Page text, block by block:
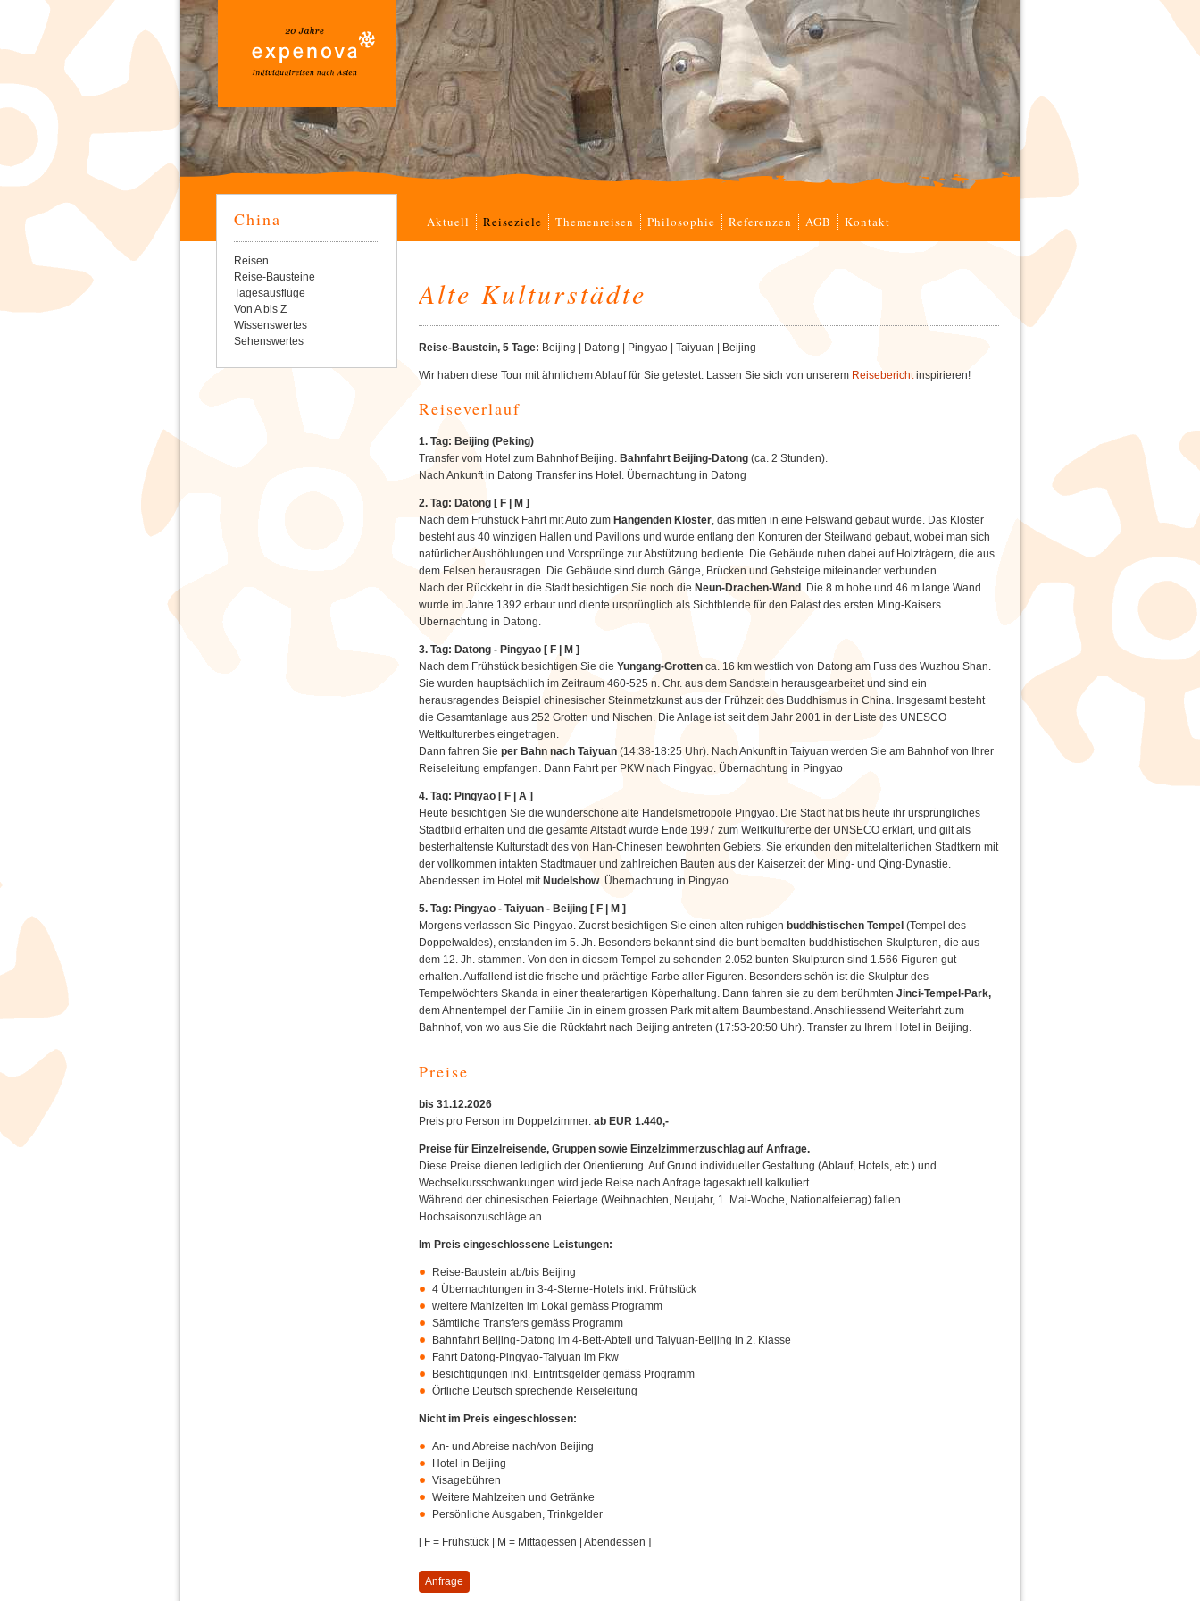
Navigation
Aktuell Reiseziele Themenreisen Philosophie Referenzen AGB Kontakt
Alte Kulturstädte
Reise-Baustein, 5 Tage: Beijing | Datong | Pingyao | Taiyuan | Beijing
Wir haben diese Tour mit ähnlichem Ablauf für Sie getestet. Lassen Sie sich von unserem Reiseberichtinspirieren!
Reiseverlauf
1. Tag: Beijing (Peking)
Transfer vom Hotel zum Bahnhof Beijing. Bahnfahrt Beijing-Datong (ca. 2 Stunden).
Nach Ankunft in Datong Transfer ins Hotel. Übernachtung in Datong
2. Tag: Datong [ F | M ]
Nach dem Frühstück Fahrt mit Auto zum Hängenden Kloster, das mitten in eine Felswand gebaut wurde. Das Kloster
besteht aus 40 winzigen Hallen und Pavillons und wurde entlang den Konturen der Steilwand gebaut, wobei man sich
natürlicher Aushöhlungen und Vorsprünge zur Abstützung bediente. Die Gebäude ruhen dabei auf Holzträgern, die aus
dem Felsen herausragen. Die Gebäude sind durch Gänge, Brücken und Gehsteige miteinander verbunden.
Nach der Rückkehr in die Stadt besichtigen Sie noch die Neun-Drachen-Wand . Die 8 m hohe und 46 m lange Wand
wurde im Jahre 1392 erbaut und diente ursprünglich als Sichtblende für den Palast des ersten Ming-Kaisers.
Übernachtung in Datong.
3. Tag: Datong - Pingyao [ F | M ]
Nach dem Frühstück besichtigen Sie die Yungang-Grotten ca. 16 km westlich von Datong am Fuss des Wuzhou Shan.
Sie wurden hauptsächlich im Zeitraum 460-525 n. Chr. aus dem Sandstein herausgearbeitet und sind ein
herausragendes Beispiel chinesischer Steinmetzkunst aus der Frühzeit des Buddhismus in China. Insgesamt besteht
die Gesamtanlage aus 252 Grotten und Nischen. Die Anlage ist seit dem Jahr 2001 in der Liste des UNESCO
Weltkulturerbes eingetragen.
Dann fahren Sie per Bahn nach Taiyuan (14:38-18:25 Uhr). Nach Ankunft in Taiyuan werden Sie am Bahnhof von Ihrer
Reiseleitung empfangen. Dann Fahrt per PKW nach Pingyao. Übernachtung in Pingyao
4. Tag: Pingyao [ F | A ]
Heute besichtigen Sie die wunderschöne alte Handelsmetropole Pingyao. Die Stadt hat bis heute ihr ursprüngliches
Stadtbild erhalten und die gesamte Altstadt wurde Ende 1997 zum Weltkulturerbe der UNSECO erklärt, und gilt als
besterhaltenste Kulturstadt des von Han-Chinesen bewohnten Gebiets. Sie erkunden den mittelalterlichen Stadtkern mit
der vollkommen intakten Stadtmauer und zahlreichen Bauten aus der Kaiserzeit der Ming- und Qing-Dynastie.
Abendessen im Hotel mit Nudelshow. Übernachtung in Pingyao
5. Tag: Pingyao - Taiyuan - Beijing [ F | M ]
Morgens verlassen Sie Pingyao. Zuerst besichtigen Sie einen alten ruhigen buddhistischen Tempel (Tempel des
Doppelwaldes), entstanden im 5. Jh. Besonders bekannt sind die bunt bemalten buddhistischen Skulpturen, die aus
dem 12. Jh. stammen. Von den in diesem Tempel zu sehenden 2.052 bunten Skulpturen sind 1.566 Figuren gut
erhalten. Auffallend ist die frische und prächtige Farbe aller Figuren. Besonders schön ist die Skulptur des
Tempelwöchters Skanda in einer theaterartigen Köperhaltung. Dann fahren sie zu dem berühmten Jinci-Tempel-Park,
dem Ahnentempel der Familie Jin in einem grossen Park mit altem Baumbestand. Anschliessend Weiterfahrt zum
Bahnhof, von wo aus Sie die Rückfahrt nach Beijing antreten (17:53-20:50 Uhr). Transfer zu Ihrem Hotel in Beijing.
Preise
bis 31.12.2026
Preis pro Person im Doppelzimmer: ab EUR 1.440,-
Preise für Einzelreisende, Gruppen sowie Einzelzimmerzuschlag auf Anfrage.
Diese Preise dienen lediglich der Orientierung. Auf Grund individueller Gestaltung (Ablauf, Hotels, etc.) und
Wechselkursschwankungen wird jede Reise nach Anfrage tagesaktuell kalkuliert.
Während der chinesischen Feiertage (Weihnachten, Neujahr, 1. Mai-Woche, Nationalfeiertag) fallen
Hochsaisonzuschläge an.
Im Preis eingeschlossene Leistungen:
Reise-Baustein ab/bis Beijing
4 Übernachtungen in 3-4-Sterne-Hotels inkl. Frühstück
weitere Mahlzeiten im Lokal gemäss Programm
Sämtliche Transfers gemäss Programm
Bahnfahrt Beijing-Datong im 4-Bett-Abteil und Taiyuan-Beijing in 2. Klasse
Fahrt Datong-Pingyao-Taiyuan im Pkw
Besichtigungen inkl. Eintrittsgelder gemäss Programm
Örtliche Deutsch sprechende Reiseleitung
Nicht im Preis eingeschlossen:
An- und Abreise nach/von Beijing
Hotel in Beijing
Visagebühren
Weitere Mahlzeiten und Getränke
Persönliche Ausgaben, Trinkgelder
[ F = Frühstück | M = Mittagessen | Abendessen ]
Anfrage
China
Navigation
überspringen
Reisen
Reise-Bausteine
Tagesausflüge
Von A bis Z
Wissenswertes
Sehenswertes